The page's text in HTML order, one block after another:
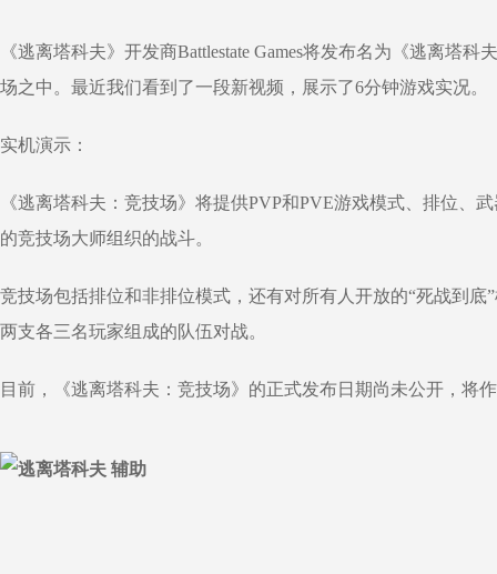
《逃离塔科夫》开发商Battlestate Games将发布名为《逃离塔
场之中。最近我们看到了一段新视频，展示了6分钟游戏实况。
实机演示：
《逃离塔科夫：竞技场》将提供PVP和PVE游戏模式、排位
的竞技场大师组织的战斗。
竞技场包括排位和非排位模式，还有对所有人开放的“死战到
两支各三名玩家组成的队伍对战。
目前，《逃离塔科夫：竞技场》的正式发布日期尚未公开，将